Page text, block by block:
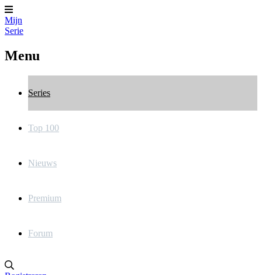
Mijn
Serie
Menu
Series
Top 100
Nieuws
Premium
Forum